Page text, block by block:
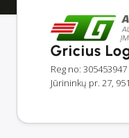
Gricius
Reg no: 305453947
Jūrininkų pr. 27,